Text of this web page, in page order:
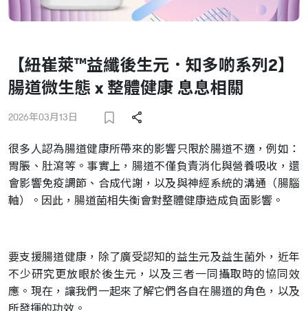
【紐崔萊™益纖後生元．知多啲系列2】
腸道微生態 x 整體健康 息息相關
2026年03月13日
很多人認為腸道健康所帶來的影響只限於腸道不適，例如：
胃脹、肚瀉等。事實上，腸道不僅負責消化與營養吸收，還
會影響免疫調節、合成代謝，以及與神經系統的溝通（腸腦
軸）。因此，腸道菌相失衡會對整體健康造成負面影響。
要支援腸道健康，除了廣受認知的益生元及益生菌外，近年
不少研究更放眼於後生元，以及三者一同攝取時的協同效
應。現在，讓我們一起來了解它們各自在腸道的角色，以及